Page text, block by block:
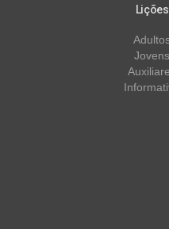
Lições
Jovens